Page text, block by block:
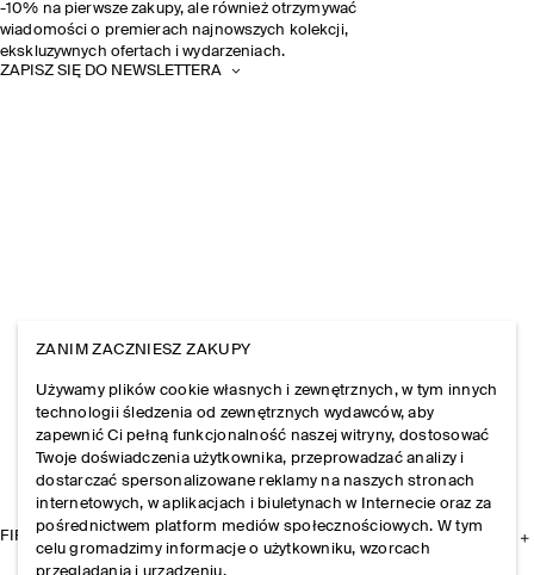
-10% na pierwsze zakupy, ale również otrzymywać
wiadomości o premierach najnowszych kolekcji,
ekskluzywnych ofertach i wydarzeniach.
ZAPISZ SIĘ DO NEWSLETTERA
FIRMA
ZANIM ZACZNIESZ ZAKUPY
Używamy plików cookie własnych i zewnętrznych, w tym innych
technologii śledzenia od zewnętrznych wydawców, aby
zapewnić Ci pełną funkcjonalność naszej witryny, dostosować
Twoje doświadczenia użytkownika, przeprowadzać analizy i
dostarczać spersonalizowane reklamy na naszych stronach
internetowych, w aplikacjach i biuletynach w Internecie oraz za
pośrednictwem platform mediów społecznościowych. W tym
celu gromadzimy informacje o użytkowniku, wzorcach
przeglądania i urządzeniu.